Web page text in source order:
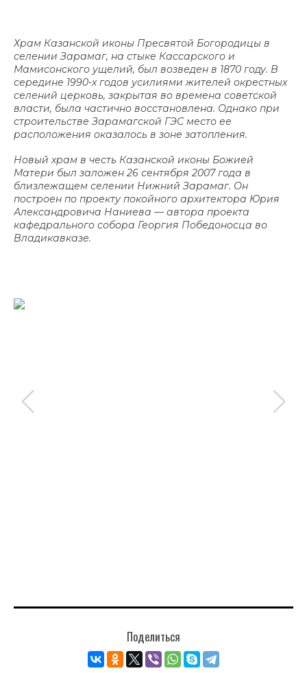
Храм Казанской иконы Пресвятой Богородицы в
селении Зарамаг, на стыке Кассарского и
Мамисонского ущелий, был возведен в 1870 году. В
середине 1990-х годов усилиями жителей окрестных
селений церковь, закрытая во времена советской
власти, была частично восстановлена. Однако при
строительстве Зарамагской ГЭС место ее
расположения оказалось в зоне затопления.
Новый храм в честь Казанской иконы Божией
Матери был заложен 26 сентября 2007 года в
близлежащем селении Нижний Зарамаг. Он
построен по проекту покойного архитектора Юрия
Александровича Наниева — автора проекта
кафедрального собора Георгия Победоносца во
Владикавказе.
Поделиться